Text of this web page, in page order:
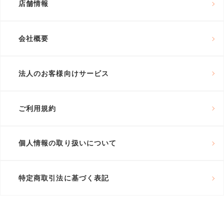
店舗情報
会社概要
法人のお客様向けサービス
ご利用規約
個人情報の取り扱いについて
特定商取引法に基づく表記